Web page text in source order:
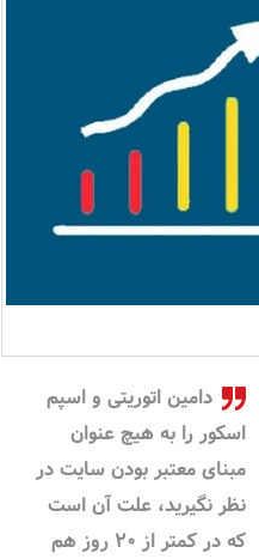
دامین اتوریتی و اسپم
اسکور را به هیچ عنوان
مبنای معتبر بودن سایت در
نظر نگیرید، علت آن است
که در کمتر از 20 روز هم